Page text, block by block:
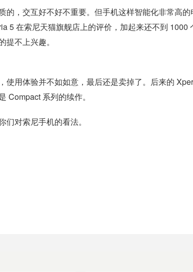
，交互好不好不重要。但手机这样智能化非常高的
5 在索尼天猫旗舰店上的评价，加起来还不到 1000
不上兴趣。
用体验并不如如意，最后还是卖掉了。后来的
Compact 系列的续作。
对索尼手机的看法。